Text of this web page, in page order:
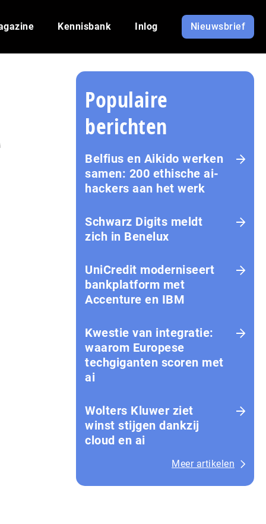
Kennisbank Inlog Nieuwsbrief
Populaire
berichten
Belfius en Aikido werken
samen: 200 ethische ai-
hackers aan het werk
Schwarz Digits meldt
zich in Benelux
UniCredit moderniseert
bankplatform met
Accenture en IBM
Kwestie van integratie:
waarom Europese
techgiganten scoren met
ai
Wolters Kluwer ziet
winst stijgen dankzij
cloud en ai
Meer artikelen